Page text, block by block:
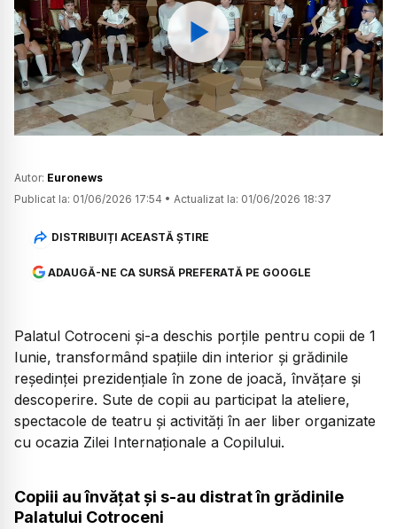
Watch
Autor: Euronews
Publicat la: 01/06/2026 17:54 • Actualizat la: 01/06/2026 18:37
DISTRIBUIȚI ACEASTĂ ȘTIRE
ADAUGĂ-NE CA SURSĂ PREFERATĂ PE GOOGLE
Palatul Cotroceni și-a deschis porțile pentru copii de 1
Iunie, transformând spațiile din interior și grădinile
reședinței prezidențiale în zone de joacă, învățare și
descoperire. Sute de copii au participat la ateliere,
spectacole de teatru și activități în aer liber organizate
cu ocazia Zilei Internaționale a Copilului.
Copiii au învățat și s-au distrat în grădinile
Palatului Cotroceni